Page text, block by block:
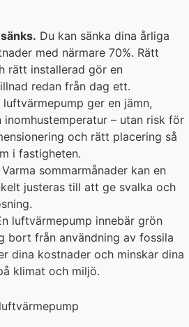
Du kan sänka dina årliga
med närmare 70%. Rätt
rätt installerad gör en
redan från dag ett.
luftvärmepump ger en jämn,
inomhustemperatur – utan risk för
och rätt placering så
i fastigheten.
Varma sommarmånader kan en
justeras till att ge svalka och
luftvärmepump innebär grön
bort från användning av fossila
dina kostnader och minskar dina
klimat och miljö.